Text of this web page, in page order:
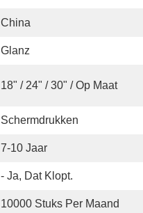
China
Glanz
18" / 24" / 30" / Op Maat
Schermdrukken
7-10 Jaar
- Ja, Dat Klopt.
10000 Stuks Per Maand